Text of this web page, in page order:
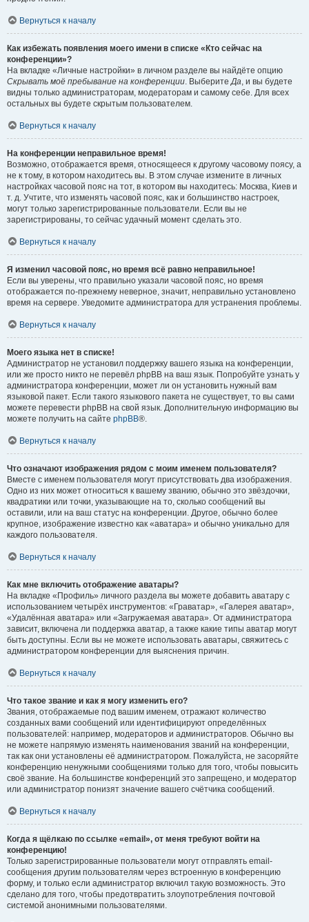
Вернуться к началу
Как избежать появления моего имени в списке «Кто сейчас на
конференции»?
На вкладке «Личные настройки» в личном разделе вы найдёте опцию
Скрывать моё пребывание на конференции. ВыберитеДа, и вы будете
видны только администраторам, модераторам и самому себе. Для всех
остальных вы будете скрытым пользователем.
Вернуться к началу
На конференции неправильное время!
Возможно, отображается время, относящееся к другому часовому поясу, а
не к тому, в котором находитесь вы. В этом случае измените в личных
настройках часовой пояс на тот, в котором вы находитесь: Москва, Киев и
т. д. Учтите, что изменять часовой пояс, как и большинство настроек,
могут только зарегистрированные пользователи. Если вы не
зарегистрированы, то сейчас удачный момент сделать это.
Вернуться к началу
Я изменил часовой пояс, но время всё равно неправильное!
Если вы уверены, что правильно указали часовой пояс, но время
отображается по-прежнему неверное, значит, неправильно установлено
время на сервере. Уведомите администратора для устранения проблемы.
Вернуться к началу
Моего языка нет в списке!
Администратор не установил поддержку вашего языка на конференции,
или же просто никто не перевёл phpBB на ваш язык. Попробуйте узнать у
администратора конференции, может ли он установить нужный вам
языковой пакет. Если такого языкового пакета не существует, то вы сами
можете перевести phpBB на свой язык. Дополнительную информацию вы
можете получить на сайте phpBB®.
Вернуться к началу
Что означают изображения рядом с моим именем пользователя?
Вместе с именем пользователя могут присутствовать два изображения.
Одно из них может относиться к вашему званию, обычно это звёздочки,
квадратики или точки, указывающие на то, сколько сообщений вы
оставили, или на ваш статус на конференции. Другое, обычно более
крупное, изображение известно как «аватара» и обычно уникально для
каждого пользователя.
Вернуться к началу
Как мне включить отображение аватары?
На вкладке «Профиль» личного раздела вы можете добавить аватару с
использованием четырёх инструментов: «Граватар», «Галерея аватар»,
«Удалённая аватара» или «Загружаемая аватара». От администратора
зависит, включена ли поддержка аватар, а также какие типы аватар могут
быть доступны. Если вы не можете использовать аватары, свяжитесь с
администратором конференции для выяснения причин.
Вернуться к началу
Что такое звание и как я могу изменить его?
Звания, отображаемые под вашим именем, отражают количество
созданных вами сообщений или идентифицируют определённых
пользователей: например, модераторов и администраторов. Обычно вы
не можете напрямую изменять наименования званий на конференции,
так как они установлены её администратором. Пожалуйста, не засоряйте
конференцию ненужными сообщениями только для того, чтобы повысить
своё звание. На большинстве конференций это запрещено, и модератор
или администратор понизят значение вашего счётчика сообщений.
Вернуться к началу
Когда я щёлкаю по ссылке «email», от меня требуют войти на
конференцию!
Только зарегистрированные пользователи могут отправлять email-
сообщения другим пользователям через встроенную в конференцию
форму, и только если администратор включил такую возможность. Это
сделано для того, чтобы предотвратить злоупотребления почтовой
системой анонимными пользователями.